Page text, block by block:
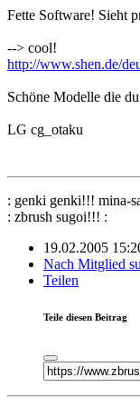
Fette Software! Sieht
--> cool!
http://www.shen.de/
Schöne Modelle die
LG cg_otaku
: genki genki!!! mina-
: zbrush sugoi!!! :
19.02.2005
Nach Mitglied
Teilen
Teile diesen Beitrag